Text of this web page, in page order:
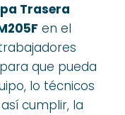
Trasera
en el
que pueda
lo técnicos
cumplir, la